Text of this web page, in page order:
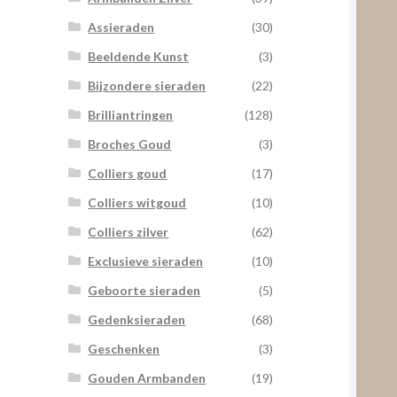
Assieraden
(30)
Beeldende Kunst
(3)
Bijzondere sieraden
(22)
Brilliantringen
(128)
Broches Goud
(3)
Colliers goud
(17)
Colliers witgoud
(10)
Colliers zilver
(62)
Exclusieve sieraden
(10)
Geboorte sieraden
(5)
Gedenksieraden
(68)
Geschenken
(3)
Gouden Armbanden
(19)